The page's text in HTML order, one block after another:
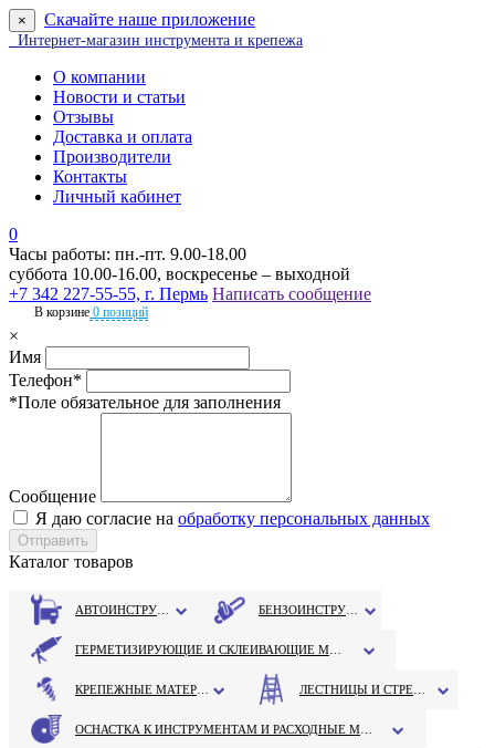
× Скачайте наше приложение
Интернет-магазин инструмента и крепежа
О компании
Новости и статьи
Отзывы
Доставка и оплата
Производители
Контакты
Личный кабинет
0
Часы работы: пн.-пт. 9.00-18.00
суббота 10.00-16.00, воскресенье – выходной
+7 342 227-55-55, г. Пермь Написать сообщение
В корзине 0 позиций
×
Имя
Телефон*
*Поле обязательное для заполнения
Сообщение
Я даю согласие на обработку персональных данных
Каталог товаров